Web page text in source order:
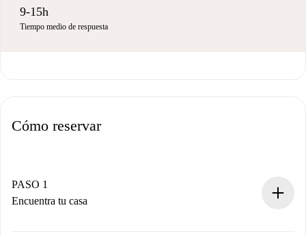
9-15h
Tiempo medio de respuesta
Cómo reservar
PASO 1
Encuentra tu casa